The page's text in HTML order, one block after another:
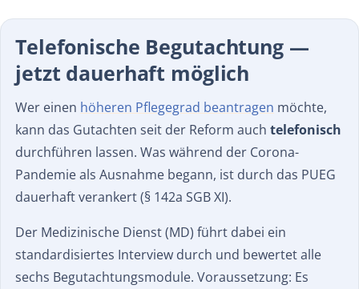
Telefonische Begutachtung —
jetzt dauerhaft möglich
Wer einen höheren Pflegegrad beantragen möchte,
kann das Gutachten seit der Reform auchtelefonisch
durchführen lassen. Was während der Corona-
Pandemie als Ausnahme begann, ist durch das PUEG
dauerhaft verankert (§ 142a SGB XI).
Der Medizinische Dienst (MD) führt dabei ein
standardisiertes Interview durch und bewertet alle
sechs Begutachtungsmodule. Voraussetzung: Es